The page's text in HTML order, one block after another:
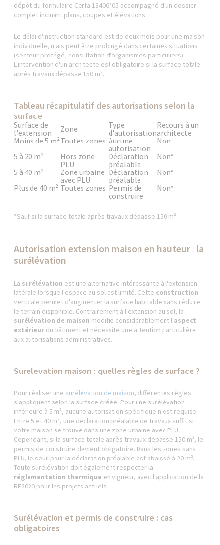
dépôt du formulaire Cerfa 13406*05 accompagné d'un dossier
complet incluant plans, coupes et élévations.
Le délai d'instruction standard est de deux mois pour une maison
individuelle, mais peut être prolongé dans certaines situations
(secteur protégé, consultation d'organismes particuliers).
L'intervention d'un architecte est obligatoire si la surface totale
après travaux dépasse 150 m².
Tableau récapitulatif des autorisations selon la
surface
Surface de
l'extension
Zone
Type
d'autorisation
Recours à un
architecte
Moins de 5 m²Toutes zones Aucune
autorisation
Non
5 à 20 m²
Hors zone
PLU
Déclaration
préalable
Non*
5 à 40 m²
Zone urbaine
avec PLU
Déclaration
préalable
Non*
Plus de 40 m² Toutes zones Permis de
construire
Non*
*Sauf si la surface totale après travaux dépasse 150 m²
Autorisation extension maison en hauteur : la
surélévation
La surélévation est une alternative intéressante à l'extension
latérale lorsque l'espace au sol est limité. Cette construction
verticale permet d'augmenter la surface habitable sans réduire
le terrain disponible. Contrairement à l'extension au sol, la
surélévation de maison modifie considérablement l'aspect
extérieur du bâtiment et nécessite une attention particulière
aux autorisations administratives.
Surelevation maison : quelles règles de surface ?
Pour réaliser une surélévation de maison, différentes règles
s'appliquent selon la surface créée. Pour une surélévation
inférieure à 5 m², aucune autorisation spécifique n'est requise.
Entre 5 et 40 m², une déclaration préalable de travaux suffit si
votre maison se trouve dans une zone urbaine avec PLU.
Cependant, si la surface totale après travaux dépasse 150 m², le
permis de construire devient obligatoire. Dans les zones sans
PLU, le seuil pour la déclaration préalable est abaissé à 20 m².
Toute surélévation doit également respecter la
réglementation thermique en vigueur, avec l'application de la
RE2020 pour les projets actuels.
Surélévation et permis de construire : cas
obligatoires